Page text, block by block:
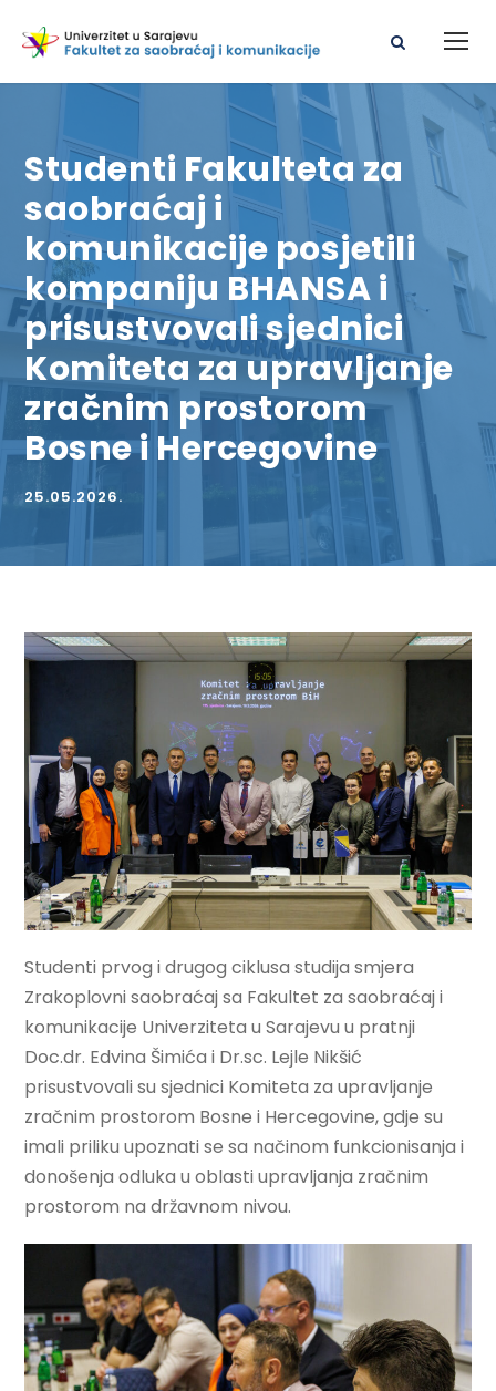
Studenti Fakulteta za
saobraćaj i
komunikacije posjetili
kompaniju BHANSA i
prisustvovali sjednici
Komiteta za upravljanje
zračnim prostorom
Bosne i Hercegovine
25.05.2026.
Studenti prvog i drugog ciklusa studija smjera
Zrakoplovni saobraćaj sa Fakultet za saobraćaj i
komunikacije Univerziteta u Sarajevu u pratnji
Doc.dr. Edvina Šimića i Dr.sc. Lejle Nikšić
prisustvovali su sjednici Komiteta za upravljanje
zračnim prostorom Bosne i Hercegovine, gdje su
imali priliku upoznati se sa načinom funkcionisanja i
donošenja odluka u oblasti upravljanja zračnim
prostorom na državnom nivou.